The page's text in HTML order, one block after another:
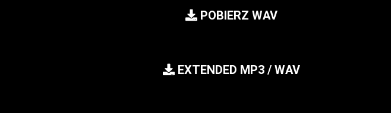
POBIERZ WAV
EXTENDED MP3 / WAV